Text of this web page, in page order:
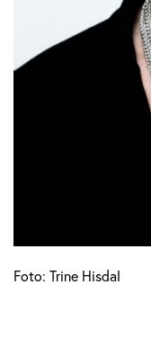
Foto: Trine Hisdal